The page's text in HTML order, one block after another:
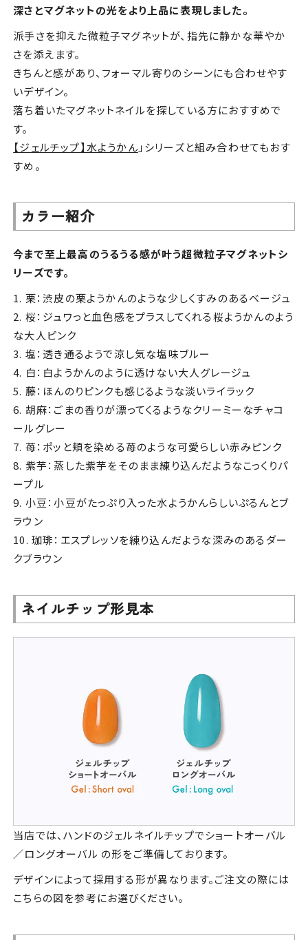
深さとマグネットの光をより上品に表現しました。
派手さを抑えた微粒子マグネットが、指先に静かな華やか
さを添えます。
きちんと感があり、フォーマル寄りのシーンにも合わせやす
いデザイン。
落ち着いたマグネットネイルを探している方におすすめで
す。
【ジェルチップ】水ようかん」シリーズと組み合わせてもおす
すめ。
カラー紹介
今まで至上最高のうるうる感が叶う超微粒子マグネットシ
リーズです。
1. 栗：渋皮の栗ようかんのような少しくすみのあるベージュ
2. 桜：ジュワっと血色感をプラスしてくれる桜ようかんのよう
な大人ピンク
3. 塩：透き通るようで涼し気な塩味ブルー
4. 白：白ようかんのように透けない大人グレージュ
5. 藤：ほんのりピンクも感じるような淡いライラック
6. 胡麻：ごまの香りが漂ってくるようなクリーミーなチャコ
ールグレー
7. 苺：ポッと頬を染める苺のような可愛らしい赤みピンク
8. 紫芋：蒸した紫芋をそのまま練り込んだようなこっくりパ
ープル
9. 小豆：小豆がたっぷり入った水ようかんらしいぷるんとブ
ラウン
10. 珈琲：エスプレッソを練り込んだような深みのあるダー
クブラウン
ネイルチップ形見本
当店では、ハンドのジェルネイルチップでショートオーバル
／ロングオーバル の形をご準備しております。
デザインによって採用する形が異なります。ご注文の際には
こちらの図を参考にお選びください。